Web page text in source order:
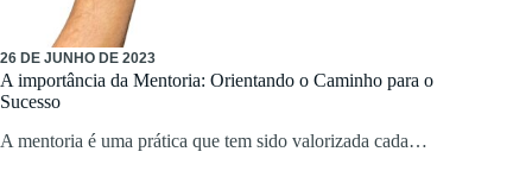
26 DE JUNHO DE 2023
A importância da Mentoria: Orientando o Caminho para o
Sucesso
A mentoria é uma prática que tem sido valorizada cada…